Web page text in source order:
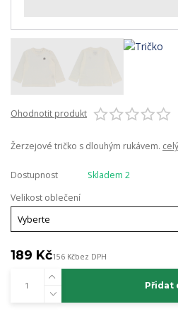
Ohodnotit produkt
Žerzejové tričko s dlouhým rukávem.
Dostupnost
Skladem 2
Velikost oblečení
189 Kč156 Kčbez DPH
Přidat